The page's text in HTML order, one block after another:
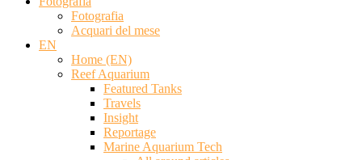
Fotografia
Acquari del mese
EN
Home (EN)
Reef Aquarium
Featured Tanks
Travels
Insight
Reportage
Marine Aquarium Tech